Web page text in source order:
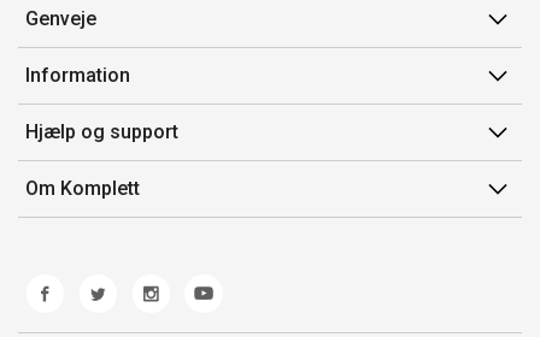
Genveje
Min side
Ordrehistorik
Gavekort
Information
Salgsbetingelser
Mærker/producent
Fortrydelsesret
Hjælp og support
Kontakt os
Kundeservice
Fejl/Mangler
Fragt og levering
Om Komplett